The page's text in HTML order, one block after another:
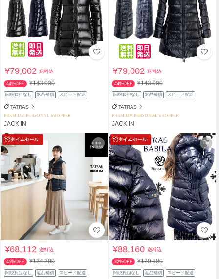
¥79,002送料込
44%OFF ¥143,000
関税負担なし 返品補償 スピード配送
TATRAS
PREMIUM PERSONAL SHOPPER
JACK IN
¥79,002送料込
44%OFF ¥143,000
関税負担なし 返品補償 スピード配送
TATRAS
PREMIUM PERSONAL SHOPPER
JACK IN
タイムセール
¥68,112送料込
45%OFF ¥124,200
関税負担なし 返品補償 スピード配送
タイムセール
¥88,160送料込
32%OFF ¥129,800
関税負担なし 返品補償 スピード配送